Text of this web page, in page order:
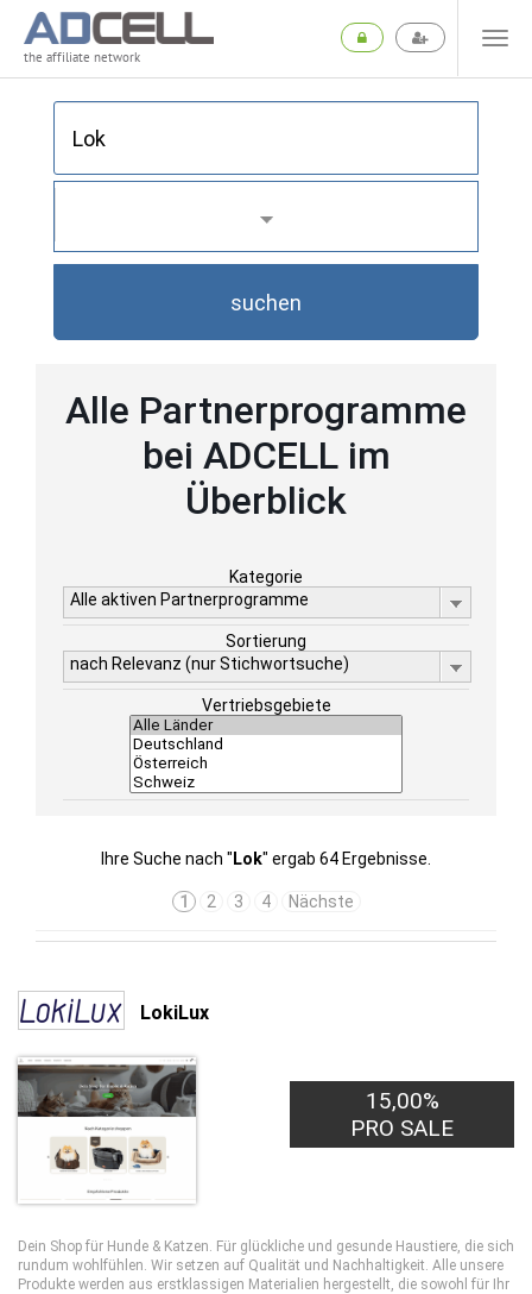
the affiliate network
suchen
Alle Partnerprogramme
bei ADCELL im
Überblick
Kategorie
Alle aktiven Partnerprogramme
Sortierung
nach Relevanz (nur Stichwortsuche)
Vertriebsgebiete
Ihre Suche nach " Lok" ergab 64 Ergebnisse.
1 2 3 4 Nächste
LokiLux
15,00%
PRO SALE
Dein Shop für Hunde & Katzen. Für glückliche und gesunde Haustiere, die sich
rundum wohlfühlen. Wir setzen auf Qualität und Nachhaltigkeit. Alle unsere
Produkte werden aus erstklassigen Materialien hergestellt, die sowohl für Ihr